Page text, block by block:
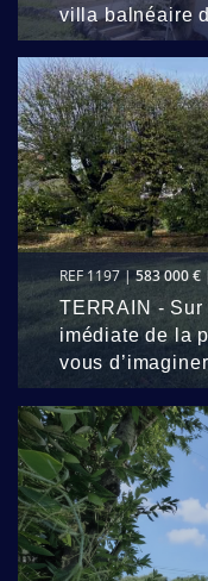
villa balnéaire
REF 1197 |583 000 €
TERRAIN -
imédiate de la
vous